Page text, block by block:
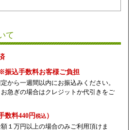
て
振込手数料お客様ご負担
から一週間以内にお振込みください。
急ぎの場合はクレジットか代引きをご
数料440円税込）
１万円以上の場合のみご利用頂けま